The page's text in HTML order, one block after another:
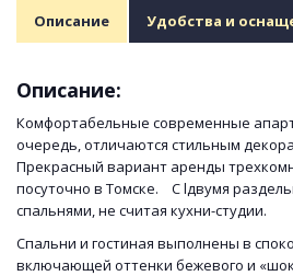
Описание Удобства и
Описание:
Комфортабельные современные
очередь, отличаются стильным
Прекрасный вариант аренды
посуточно в Томске. С lдвумя
спальнями, не считая кухни-студии.
Спальни и гостиная выполнены в
включающей оттенки бежевого и